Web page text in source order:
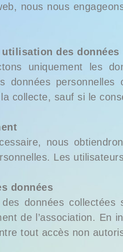
nous nous
des données
uniquement les
données personnelles
collecte, sauf si le
nous
Les
données
des données
de l’association. En
tout accès non